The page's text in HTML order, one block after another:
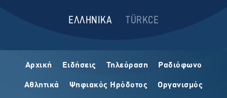
ΕΛΛΗΝΙΚΑ TÜRKCE
Αρχική Ειδήσεις Τηλεόραση Ραδιόφωνο
Αθλητικά Ψηφιακός Ηρόδοτος Οργανισμός